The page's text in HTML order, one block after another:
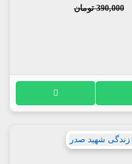
390,000 تومان